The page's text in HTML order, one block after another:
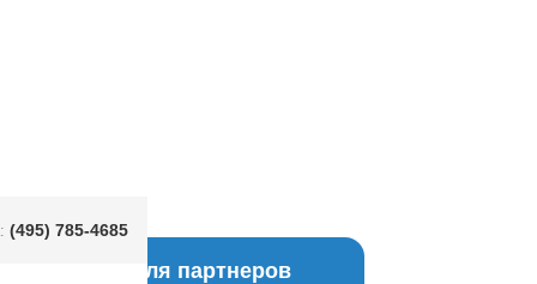
(495) 785-4685
Вход для партнеров